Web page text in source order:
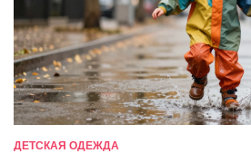
ДЕТСКАЯ ОДЕЖДА